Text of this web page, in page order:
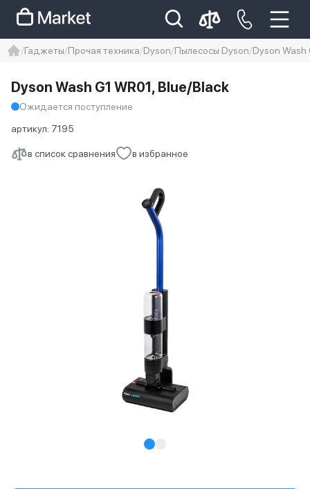
Iphone 14 pro max
айфон 14
Гаджеты Прочая техника Dyson Пылесосы Dyson Dyson Wash
в список сравнения в избранное
Dyson Wash G1 WR01, Blue/Black
Ожидается поступление
артикул: 7195